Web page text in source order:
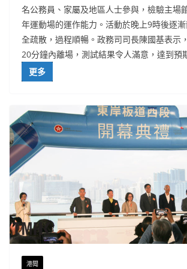
名公務員、家屬及地區人士參與，檢驗主場
年運動場的運作能力。活動於晚上9時後逐
全疏散，過程順暢。政務司司長陳國基表示
20分鐘內離場，測試結果令人滿意，達到預
更多
港聞